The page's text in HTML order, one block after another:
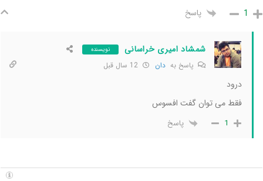
1 پاسخ
شمشاد امیری خراسانی نویسنده
پاسخ به دان
درود
فقط می توان گفت افسوس
1 پاسخ